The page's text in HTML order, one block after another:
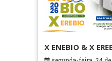
X ENEBIO & X